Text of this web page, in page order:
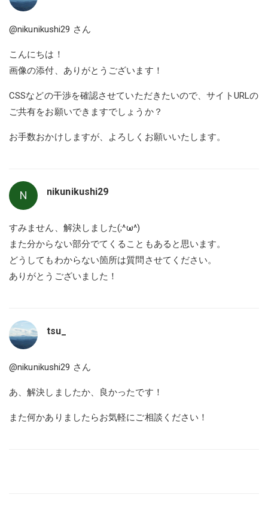
@nikunikushi29 さん
こんにちは！
画像の添付、ありがとうございます！
CSSなどの干渉を確認させていただきたいので、サイトURLの
ご共有をお願いできますでしょうか？
お手数おかけしますが、よろしくお願いいたします。
N nikunikushi29
すみません、解決しました(;^ω^)
また分からない部分でてくることもあると思います。
どうしてもわからない箇所は質問させてください。
ありがとうございました！
tsu_
@nikunikushi29 さん
あ、解決しましたか、良かったです！
また何かありましたらお気軽にご相談ください！